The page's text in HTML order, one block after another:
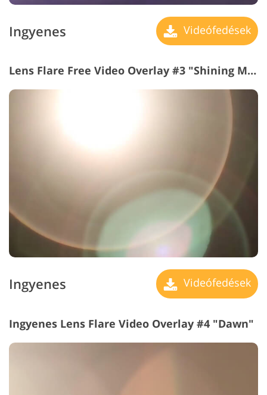
Ingyenes Videófedések
Lens Flare Free Video Overlay #3 "Shining Moment"
Ingyenes Videófedések
Ingyenes Lens Flare Video Overlay #4 "Dawn"